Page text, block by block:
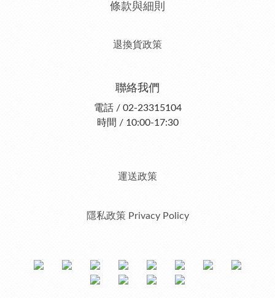
條款與細則
退換貨政策
聯絡我們
電話 / 02-23315104
時間 / 10:00-17:30
運送政策
隱私政策 Privacy Policy